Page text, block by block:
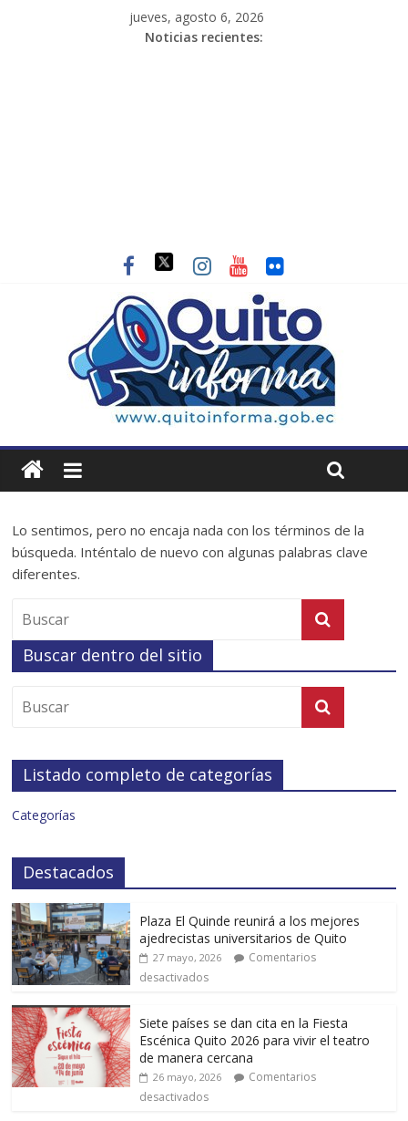
jueves, agosto 6, 2026
Noticias recientes:
Lo sentimos, pero no encaja nada con los términos de la
búsqueda. Inténtalo de nuevo con algunas palabras clave
diferentes.
Buscar dentro del sitio
Listado completo de categorías
Categorías
Destacados
Plaza El Quinde reunirá a los mejores
ajedrecistas universitarios de Quito
27 mayo, 2026
Comentarios
desactivados
Siete países se dan cita en la Fiesta
Escénica Quito 2026 para vivir el teatro
de manera cercana
26 mayo, 2026
Comentarios
desactivados